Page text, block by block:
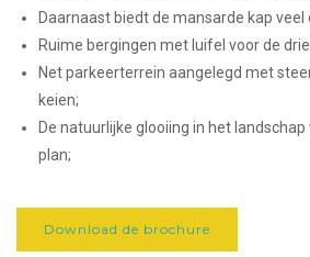
Daarnaast biedt de mansarde kap
Ruime bergingen met luifel voor de
Net parkeerterrein aangelegd met
keien;
De natuurlijke glooiing in het
plan;
Download de brochure